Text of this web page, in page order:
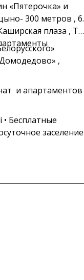
«Пятерочка» и
300 метров , 6.
плаза , ТЦ
,
и апартаментов
Бесплатные
заселение